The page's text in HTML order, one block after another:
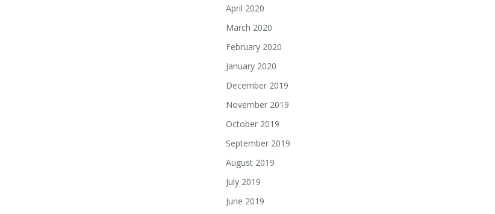
April 2020
March 2020
February 2020
January 2020
December 2019
November 2019
October 2019
September 2019
August 2019
July 2019
June 2019